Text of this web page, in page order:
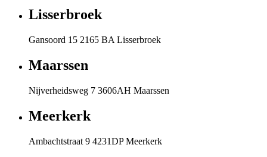
Lisserbroek
Gansoord 15 2165 BA Lisserbroek
Maarssen
Nijverheidsweg 7 3606AH Maarssen
Meerkerk
Ambachtstraat 9 4231DP Meerkerk